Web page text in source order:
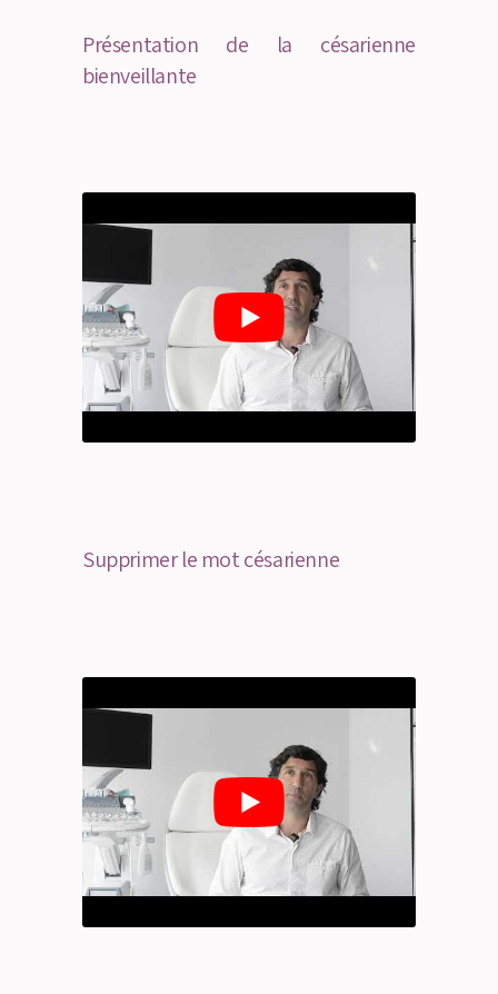
Présentation de la césarienne
bienveillante
Supprimer le mot césarienne